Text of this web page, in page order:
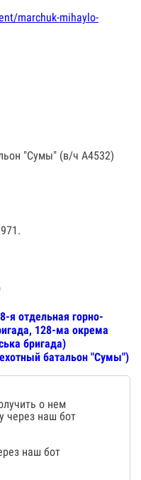
marchuk-mihaylo-
"Сумы" (в/ч А4532)
я отдельная горно-
128-ма окрема
бригада)
батальон "Сумы")
о нем
через наш бот
наш бот